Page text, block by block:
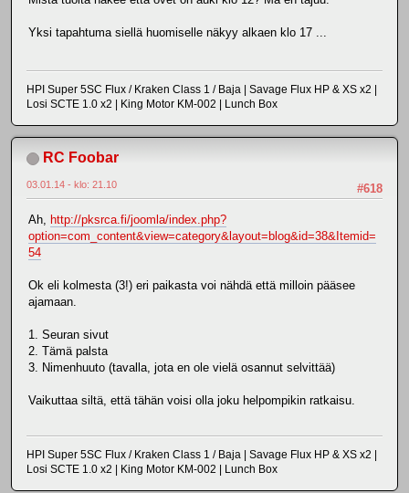
Yksi tapahtuma siellä huomiselle näkyy alkaen klo 17 ...
HPI Super 5SC Flux / Kraken Class 1 / Baja | Savage Flux HP & XS x2 |
Losi SCTE 1.0 x2 | King Motor KM-002 | Lunch Box
RC Foobar
#618
03.01.14 - klo: 21.10
Ah, http://pksrca.fi/joomla/index.php?
option=com_content&view=category&layout=blog&id=38&Itemid=
54
Ok eli kolmesta (3!) eri paikasta voi nähdä että milloin pääsee
ajamaan.
1. Seuran sivut
2. Tämä palsta
3. Nimenhuuto (tavalla, jota en ole vielä osannut selvittää)
Vaikuttaa siltä, että tähän voisi olla joku helpompikin ratkaisu.
HPI Super 5SC Flux / Kraken Class 1 / Baja | Savage Flux HP & XS x2 |
Losi SCTE 1.0 x2 | King Motor KM-002 | Lunch Box